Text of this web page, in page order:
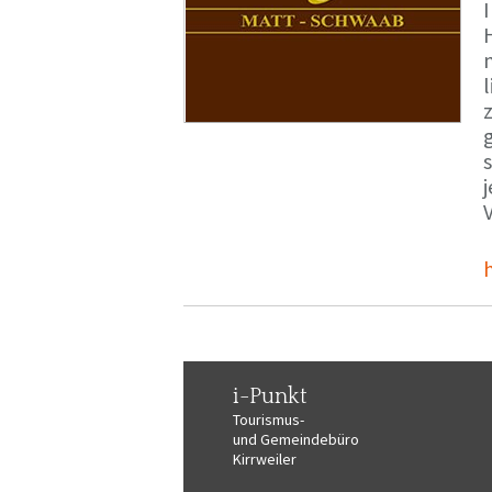
i-Punkt
Tourismus-
und Gemeindebüro
Kirrweiler